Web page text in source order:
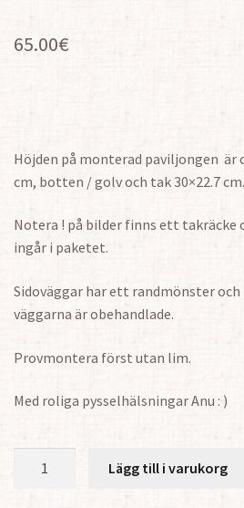
65.00€
Höjden på monterad paviljongen är
cm, botten / golv och tak 30×22.7 cm.
Notera ! på bilder finns ett takräcke
ingår i paketet.
Sidoväggar har ett randmönster och
väggarna är obehandlade.
Provmontera först utan lim.
Med roliga pysselhälsningar Anu : )
Lägg till i varukorg